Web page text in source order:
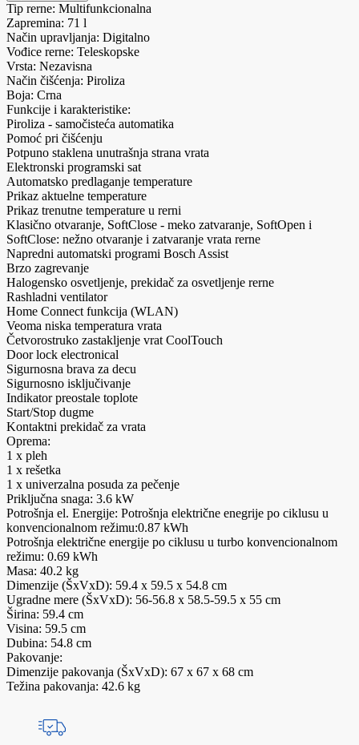
Tip rerne: Multifunkcionalna
Zapremina: 71 l
Način upravljanja: Digitalno
Vođice rerne: Teleskopske
Vrsta: Nezavisna
Način čišćenja: Piroliza
Boja: Crna
Funkcije i karakteristike:
Piroliza - samočisteća automatika
Pomoć pri čišćenju
Potpuno staklena unutrašnja strana vrata
Elektronski programski sat
Automatsko predlaganje temperature
Prikaz aktuelne temperature
Prikaz trenutne temperature u rerni
Klasično otvaranje, SoftClose - meko zatvaranje, SoftOpen i
SoftClose: nežno otvaranje i zatvaranje vrata rerne
Napredni automatski programi Bosch Assist
Brzo zagrevanje
Halogensko osvetljenje, prekidač za osvetljenje rerne
Rashladni ventilator
Home Connect funkcija (WLAN)
Veoma niska temperatura vrata
Četvorostruko zastakljenje vrat CoolTouch
Door lock electronical
Sigurnosna brava za decu
Sigurnosno isključivanje
Indikator preostale toplote
Start/Stop dugme
Kontaktni prekidač za vrata
Oprema:
1 x pleh
1 x rešetka
1 x univerzalna posuda za pečenje
Priključna snaga: 3.6 kW
Potrošnja el. Energije: Potrošnja električne enegrije po ciklusu u
konvencionalnom režimu:0.87 kWh
Potrošnja električne energije po ciklusu u turbo konvencionalnom
režimu: 0.69 kWh
Masa: 40.2 kg
Dimenzije (ŠxVxD): 59.4 x 59.5 x 54.8 cm
Ugradne mere (ŠxVxD): 56-56.8 x 58.5-59.5 x 55 cm
Širina: 59.4 cm
Visina: 59.5 cm
Dubina: 54.8 cm
Pakovanje:
Dimenzije pakovanja (ŠxVxD): 67 x 67 x 68 cm
Težina pakovanja: 42.6 kg